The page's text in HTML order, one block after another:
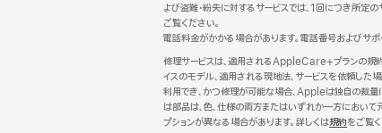
よび盗難・紛失に対するサービスでは、1回につき所定
ご覧ください。
電話料金がかかる場合があります。電話番号およびサ
修理サービスは、適用されるAppleCare+プランの規
イスのモデル、適用される現地法、サービスを依頼し
利用でき、かつ修理が可能な場合、Appleは独自の裁量
は部品は、色、仕様の両方またはいずれか一方において
プションが異なる場合があります。詳しくは規約（新
をご覧く